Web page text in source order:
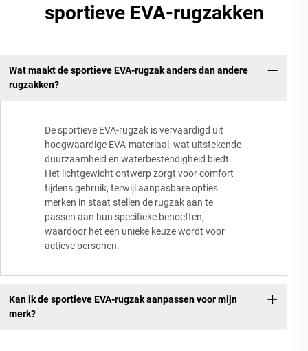
sportieve EVA-rugzakken
Wat maakt de sportieve EVA-rugzak anders dan andere
rugzakken?
De sportieve EVA-rugzak is vervaardigd uit
hoogwaardige EVA-materiaal, wat uitstekende
duurzaamheid en waterbestendigheid biedt.
Het lichtgewicht ontwerp zorgt voor comfort
tijdens gebruik, terwijl aanpasbare opties
merken in staat stellen de rugzak aan te
passen aan hun specifieke behoeften,
waardoor het een unieke keuze wordt voor
actieve personen.
Kan ik de sportieve EVA-rugzak aanpassen voor mijn
merk?